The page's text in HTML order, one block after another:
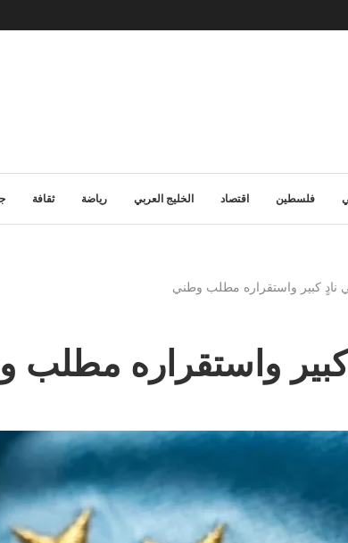
فلسطين اقتصاد الخليج العربي رياضة ثقافة
نادٍ كبير واستقراره مطلب وطني
كبير واستقراره مطلب